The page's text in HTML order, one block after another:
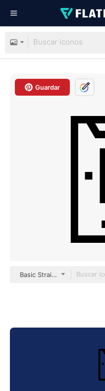
Guardar
Basic Straight Lineal